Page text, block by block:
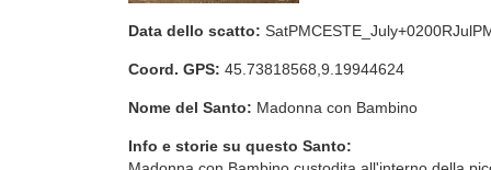
Data dello scatto:
Coord. GPS: 45.73818568,9.19944624
Nome del Santo: Madonna con Bambino
Info e storie su questo Santo: